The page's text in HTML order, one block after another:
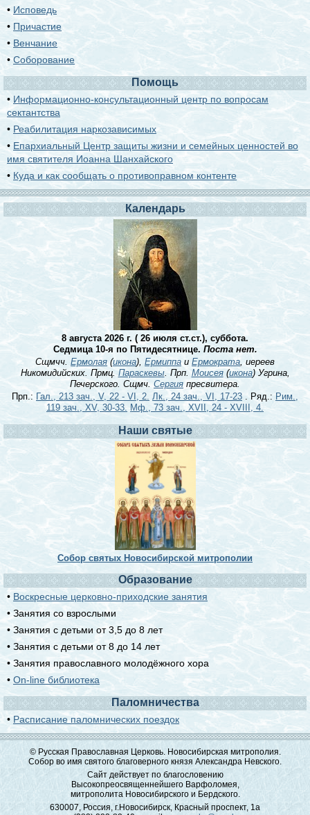
• Исповедь
• Причастие
• Венчание
•Соборование
Помощь
• Информационно-консультационный центр по вопросам
сектантства
• Реабилитация наркозависимых
• Епархиальный Центр защиты жизни и семейных ценностей во
имя святителя Иоанна Шанхайского
• Куда и как сообщать о противоправном контенте
Календарь
8 августа 2026 г. ( 26 июля ст.ст.), суббота.
Седмица 10-я по Пятидесятнице. Поста нет.
Сщмчч. Ермолая (икона), Ермиппаи Ермократа, иереев
Никомидийских. Прмц.Параскевы. Прп. Моисея(икона) Угрина,
Печерского. Сщмч. Сергия пресвитера.
Прп.: Гал., 213 зач., V, 22 - VI, 2. Лк., 24 зач., VI, 17-23 . Ряд.: Рим.,
119 зач., XV, 30-33. Мф., 73 зач., XVII, 24 - XVIII, 4.
Наши святые
Собор святых Новосибирской митрополии
Образование
• Воскресные церковно-приходские занятия
• Занятия со взрослыми
• Занятия с детьми от 3,5 до 8 лет
• Занятия с детьми от 8 до 14 лет
• Занятия православного молодёжного хора
• On-line библиотека
Паломничества
• Расписание паломнических поездок
© Русская Православная Церковь. Новосибирская митрополия.
Собор во имя святого благоверного князя Александра Невского.
Сайт действует по благословению
Высокопреосвященнейшего Варфоломея,
митрополита Новосибирского и Бердского.
630007, Россия, г.Новосибирск, Красный проспект, 1а